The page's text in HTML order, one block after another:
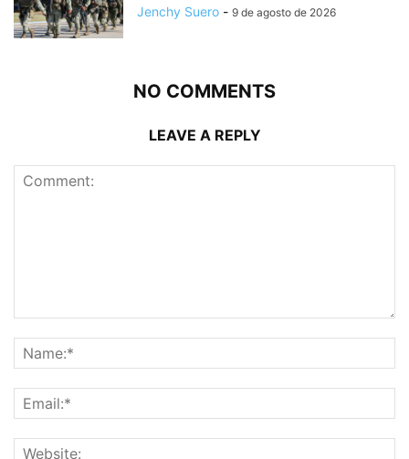
Jenchy Suero - 9 de agosto de 2026
NO COMMENTS
LEAVE A REPLY